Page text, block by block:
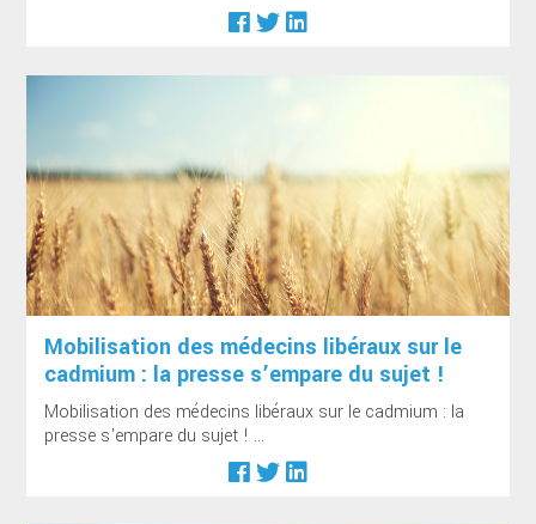
Mobilisation des médecins libéraux sur le
cadmium : la presse s’empare du sujet !
Mobilisation des médecins libéraux sur le cadmium : la
presse s'empare du sujet ! ...